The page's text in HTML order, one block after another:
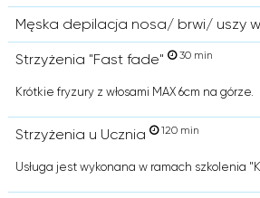
Męska depilacja nosa/ brwi/ uszy
Strzyżenia "Fast fade" 30 min
Krótkie fryzury z włosami MAX 6cm na górze.
Strzyżenia u Ucznia 120 min
Usługa jest wykonana w ramach szkolenia